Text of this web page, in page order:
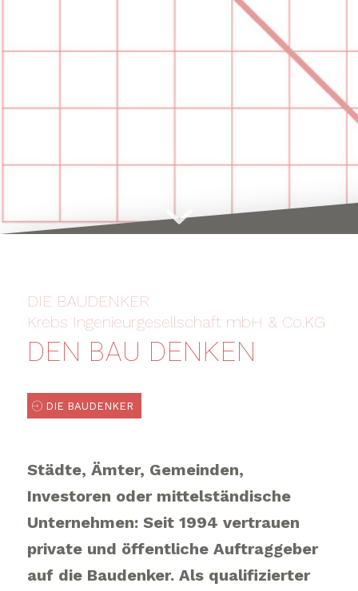
DIE BAUDENKER
Krebs Ingenieurgesellschaft mbH & Co.KG
DEN BAU DENKEN
DIE BAUDENKER
Städte, Ämter, Gemeinden,
Investoren oder mittelständische
Unternehmen: Seit 1994 vertrauen
private und öffentliche Auftraggeber
auf die Baudenker. Als qualifizierter